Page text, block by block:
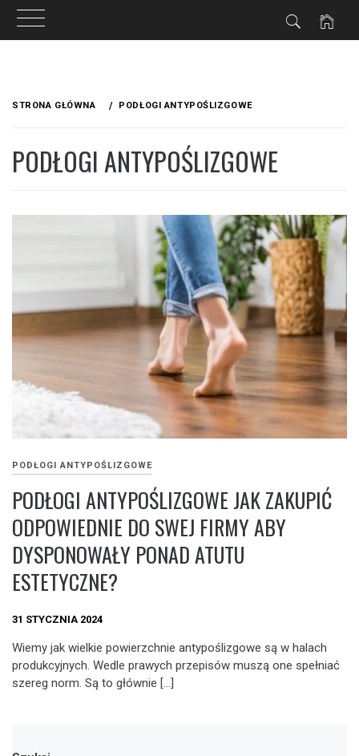
STRONA GŁÓWNA PODŁOGI ANTYPOŚLIZGOWE
PODŁOGI ANTYPOŚLIZGOWE
PODŁOGI ANTYPOŚLIZGOWE
PODŁOGI ANTYPOŚLIZGOWE JAK ZAKUPIĆ
ODPOWIEDNIE DO SWEJ FIRMY ABY
DYSPONOWAŁY PONAD ATUTU
ESTETYCZNE?
31 STYCZNIA 2024
Wiemy jak wielkie powierzchnie antypoślizgowe są w halach
produkcyjnych. Wedle prawych przepisów muszą one spełniać
szereg norm. Są to głównie […]